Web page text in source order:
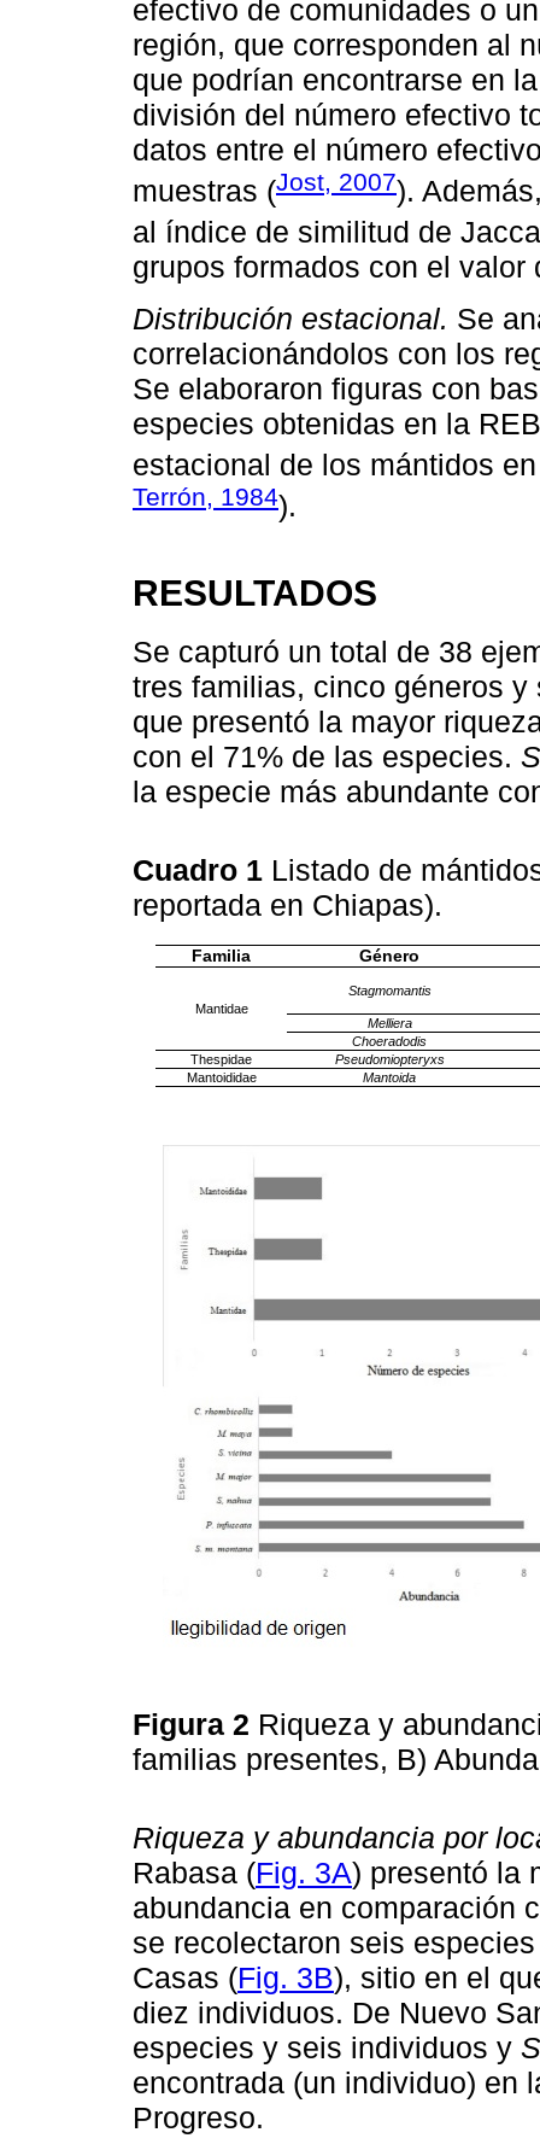
efectivo de comunidades o
región, que corresponden al
que podrían encontrarse en
división del número efectivo
datos entre el número
muestras (Jost, 2007).
al índice de similitud de
grupos formados con el valor
Distribución estacional. Se
correlacionándolos con los
Se elaboraron figuras con
especies obtenidas en la
estacional de los mántidos
Terrón, 1984).
RESULTADOS
Se capturó un total de 38
tres familias, cinco géneros y
que presentó la mayor
con el 71% de las especies.
la especie más abundante
Cuadro 1 Listado de
reportada en Chiapas).
Familia Género
Mantidae
Stagmomantis
Melliera
Choeradodis
Thespidae
Pseudomiopteryxs
Mantoididae
Mantoida
Figura 2 Riqueza y
familias presentes, B)
Riqueza y abundancia por
Rabasa (Fig. 3A) presentó la
abundancia en comparación
se recolectaron seis
Casas (Fig. 3B), sitio en el
diez individuos. De Nuevo
especies y seis individuos y S
encontrada (un individuo) en
Progreso.